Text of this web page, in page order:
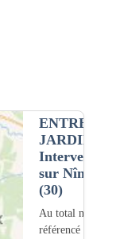
JARDIN
Intervention
sur Nîmes
(30)
Au total nous
référencé